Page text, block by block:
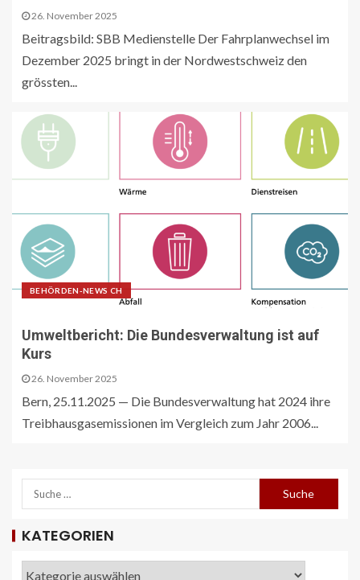
26. November 2025
Beitragsbild: SBB Medienstelle Der Fahrplanwechsel im
Dezember 2025 bringt in der Nordwestschweiz den
grössten...
BEHÖRDEN-NEWS CH
Umweltbericht: Die Bundesverwaltung ist auf
Kurs
26. November 2025
Bern, 25.11.2025 — Die Bundesverwaltung hat 2024 ihre
Treibhausgasemissionen im Vergleich zum Jahr 2006...
KATEGORIEN